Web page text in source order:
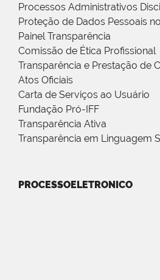
Processos Administrativos
Proteção de Dados Pessoais
Painel Transparência
Comissão de Ética Profissional
Transparência e Prestação de
Atos Oficiais
Carta de Serviços ao Usuário
Fundação Pró-IFF
Transparência Ativa
Transparência em Linguagem
PROCESSOELETRONICO